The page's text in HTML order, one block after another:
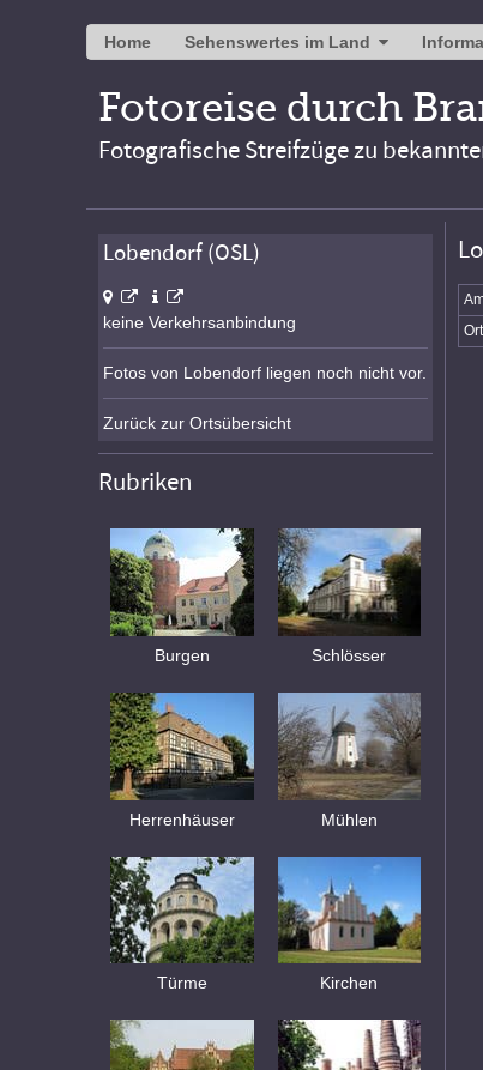
Home Sehenswertes im Land
Fotoreise durch
Fotografische Streifzüge zu
Lobendorf (OSL)
keine Verkehrsanbindung
Fotos von Lobendorf liegen noch nicht vor.
Zurück zur Ortsübersicht
Rubriken
Burgen Schlösser
Herrenhäuser Mühlen
Türme Kirchen